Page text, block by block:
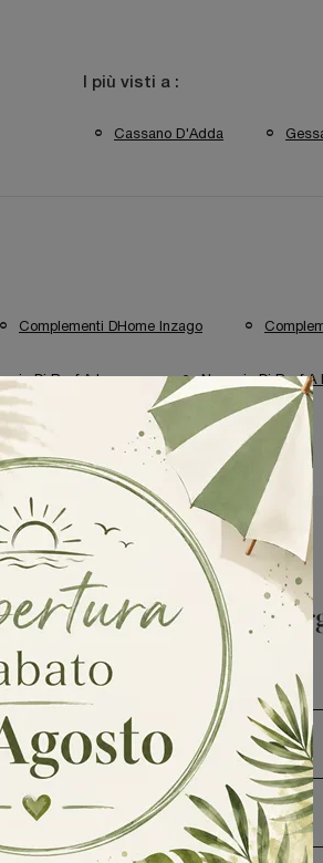
I più visti a :
Cassano D'Adda
Complementi DHome Inzago
Di Pouf A Inzago Negozio Di Pouf A
Richiedi